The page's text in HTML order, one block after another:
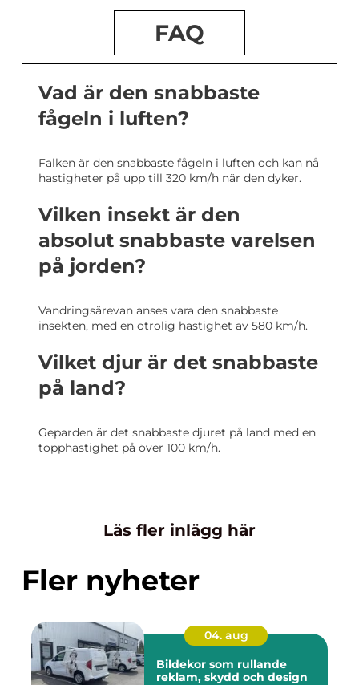
FAQ
Vad är den snabbaste
fågeln i luften?
Falken är den snabbaste fågeln i luften och kan nå
hastigheter på upp till 320 km/h när den dyker.
Vilken insekt är den
absolut snabbaste varelsen
på jorden?
Vandringsärevan anses vara den snabbaste
insekten, med en otrolig hastighet av 580 km/h.
Vilket djur är det snabbaste
på land?
Geparden är det snabbaste djuret på land med en
topphastighet på över 100 km/h.
Läs fler inlägg här
Fler nyheter
04. aug
Bildekor som rullande
reklam, skydd och design